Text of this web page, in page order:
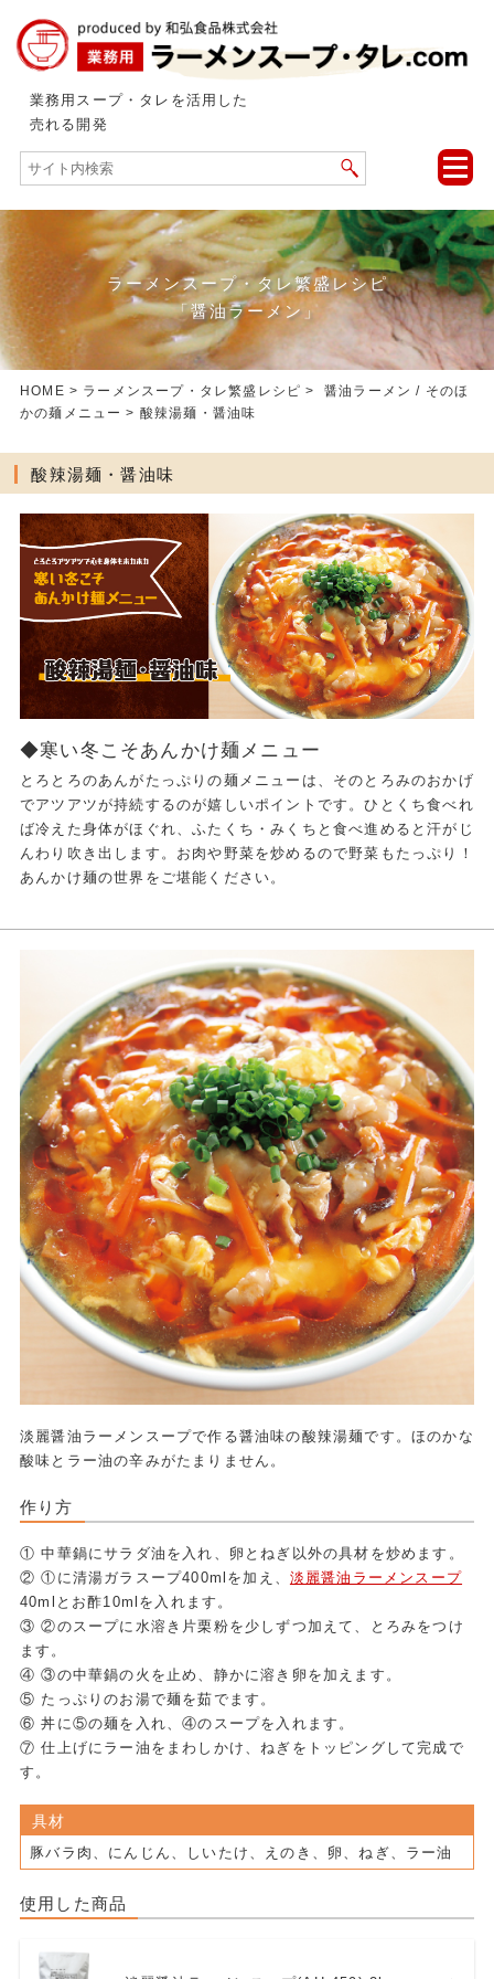
業務用スープ・タレを活用した
売れる開発
toggle
ラーメンスープ・タレ繁盛レシピ
「醤油ラーメン」
HOME > ラーメンスープ・タレ繁盛レシピ >醤油ラーメン / そのほ
かの麺メニュー > 酸辣湯麺・醤油味
酸辣湯麺・醤油味
◆寒い冬こそあんかけ麺メニュー
とろとろのあんがたっぷりの麺メニューは、そのとろみのおかげ
でアツアツが持続するのが嬉しいポイントです。ひとくち食べれ
ば冷えた身体がほぐれ、ふたくち・みくちと食べ進めると汗がじ
んわり吹き出します。お肉や野菜を炒めるので野菜もたっぷり！
あんかけ麺の世界をご堪能ください。
淡麗醤油ラーメンスープで作る醤油味の酸辣湯麺です。ほのかな
酸味とラー油の辛みがたまりません。
作り方
① 中華鍋にサラダ油を入れ、卵とねぎ以外の具材を炒めます。
② ①に清湯ガラスープ400mlを加え、 淡麗醤油ラーメンスープ
40mlとお酢10mlを入れます。
③ ②のスープに水溶き片栗粉を少しずつ加えて、とろみをつけ
ます。
④ ③の中華鍋の火を止め、静かに溶き卵を加えます。
⑤ たっぷりのお湯で麺を茹でます。
⑥ 丼に⑤の麺を入れ、④のスープを入れます。
⑦ 仕上げにラー油をまわしかけ、ねぎをトッピングして完成で
す。
具材
豚バラ肉、にんじん、しいたけ、えのき、卵、ねぎ、ラー油
使用した商品